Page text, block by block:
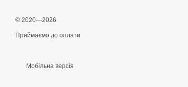
© 2020—2026
Приймаємо до оплати
Мобільна версія